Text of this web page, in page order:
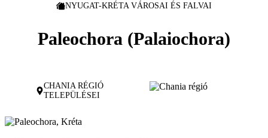
NYUGAT-KRÉTA VÁROSAI ÉS FALVAI
Paleochora (Palaiochora)
CHANIA RÉGIÓ
TELEPÜLÉSEI